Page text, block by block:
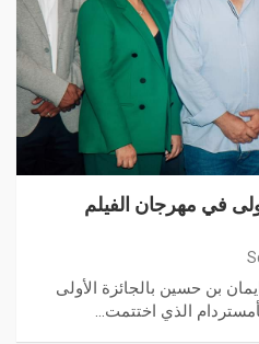
في مهرجان الفيلم
بن حسين بالجائزة الأولى
الذي اختتمت…